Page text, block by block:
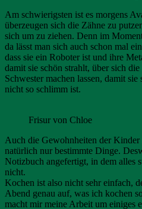
Am schwierigsten ist es morgens
überzeugen sich die Zähne zu
sich um zu ziehen. Denn im
da lässt man sich auch schon mal
dass sie ein Roboter ist und ihre
damit sie schön strahlt, über sich
Schwester machen lassen, damit
nicht so schlimm ist.
Frisur von Chloe
Auch die Gewohnheiten der Kinder
natürlich nur bestimmte Dinge.
Notizbuch angefertigt, in dem alles
nicht.
Kochen ist also nicht sehr einfach,
Abend genau auf, was ich kochen
macht mir meine Arbeit um einiges